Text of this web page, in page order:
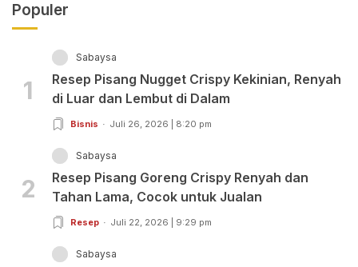
Populer
1
Sabaysa
Resep Pisang Nugget Crispy Kekinian, Renyah
di Luar dan Lembut di Dalam
Bisnis Juli 26, 2026 | 8:20 pm
2
Sabaysa
Resep Pisang Goreng Crispy Renyah dan
Tahan Lama, Cocok untuk Jualan
Resep Juli 22, 2026 | 9:29 pm
Sabaysa